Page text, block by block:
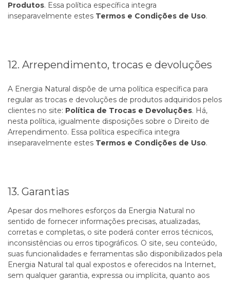
Produtos. Essa política específica integra
inseparavelmente estes Termos e Condições de Uso.
12. Arrependimento, trocas e devoluções
A Energia Natural dispõe de uma política específica para
regular as trocas e devoluções de produtos adquiridos pelos
clientes no site: Política de Trocas e Devoluções. Há,
nesta política, igualmente disposições sobre o Direito de
Arrependimento. Essa política específica integra
inseparavelmente estes Termos e Condições de Uso.
13. Garantias
Apesar dos melhores esforços da Energia Natural no
sentido de fornecer informações precisas, atualizadas,
corretas e completas, o site poderá conter erros técnicos,
inconsistências ou erros tipográficos. O site, seu conteúdo,
suas funcionalidades e ferramentas são disponibilizados pela
Energia Natural tal qual expostos e oferecidos na Internet,
sem qualquer garantia, expressa ou implícita, quanto aos